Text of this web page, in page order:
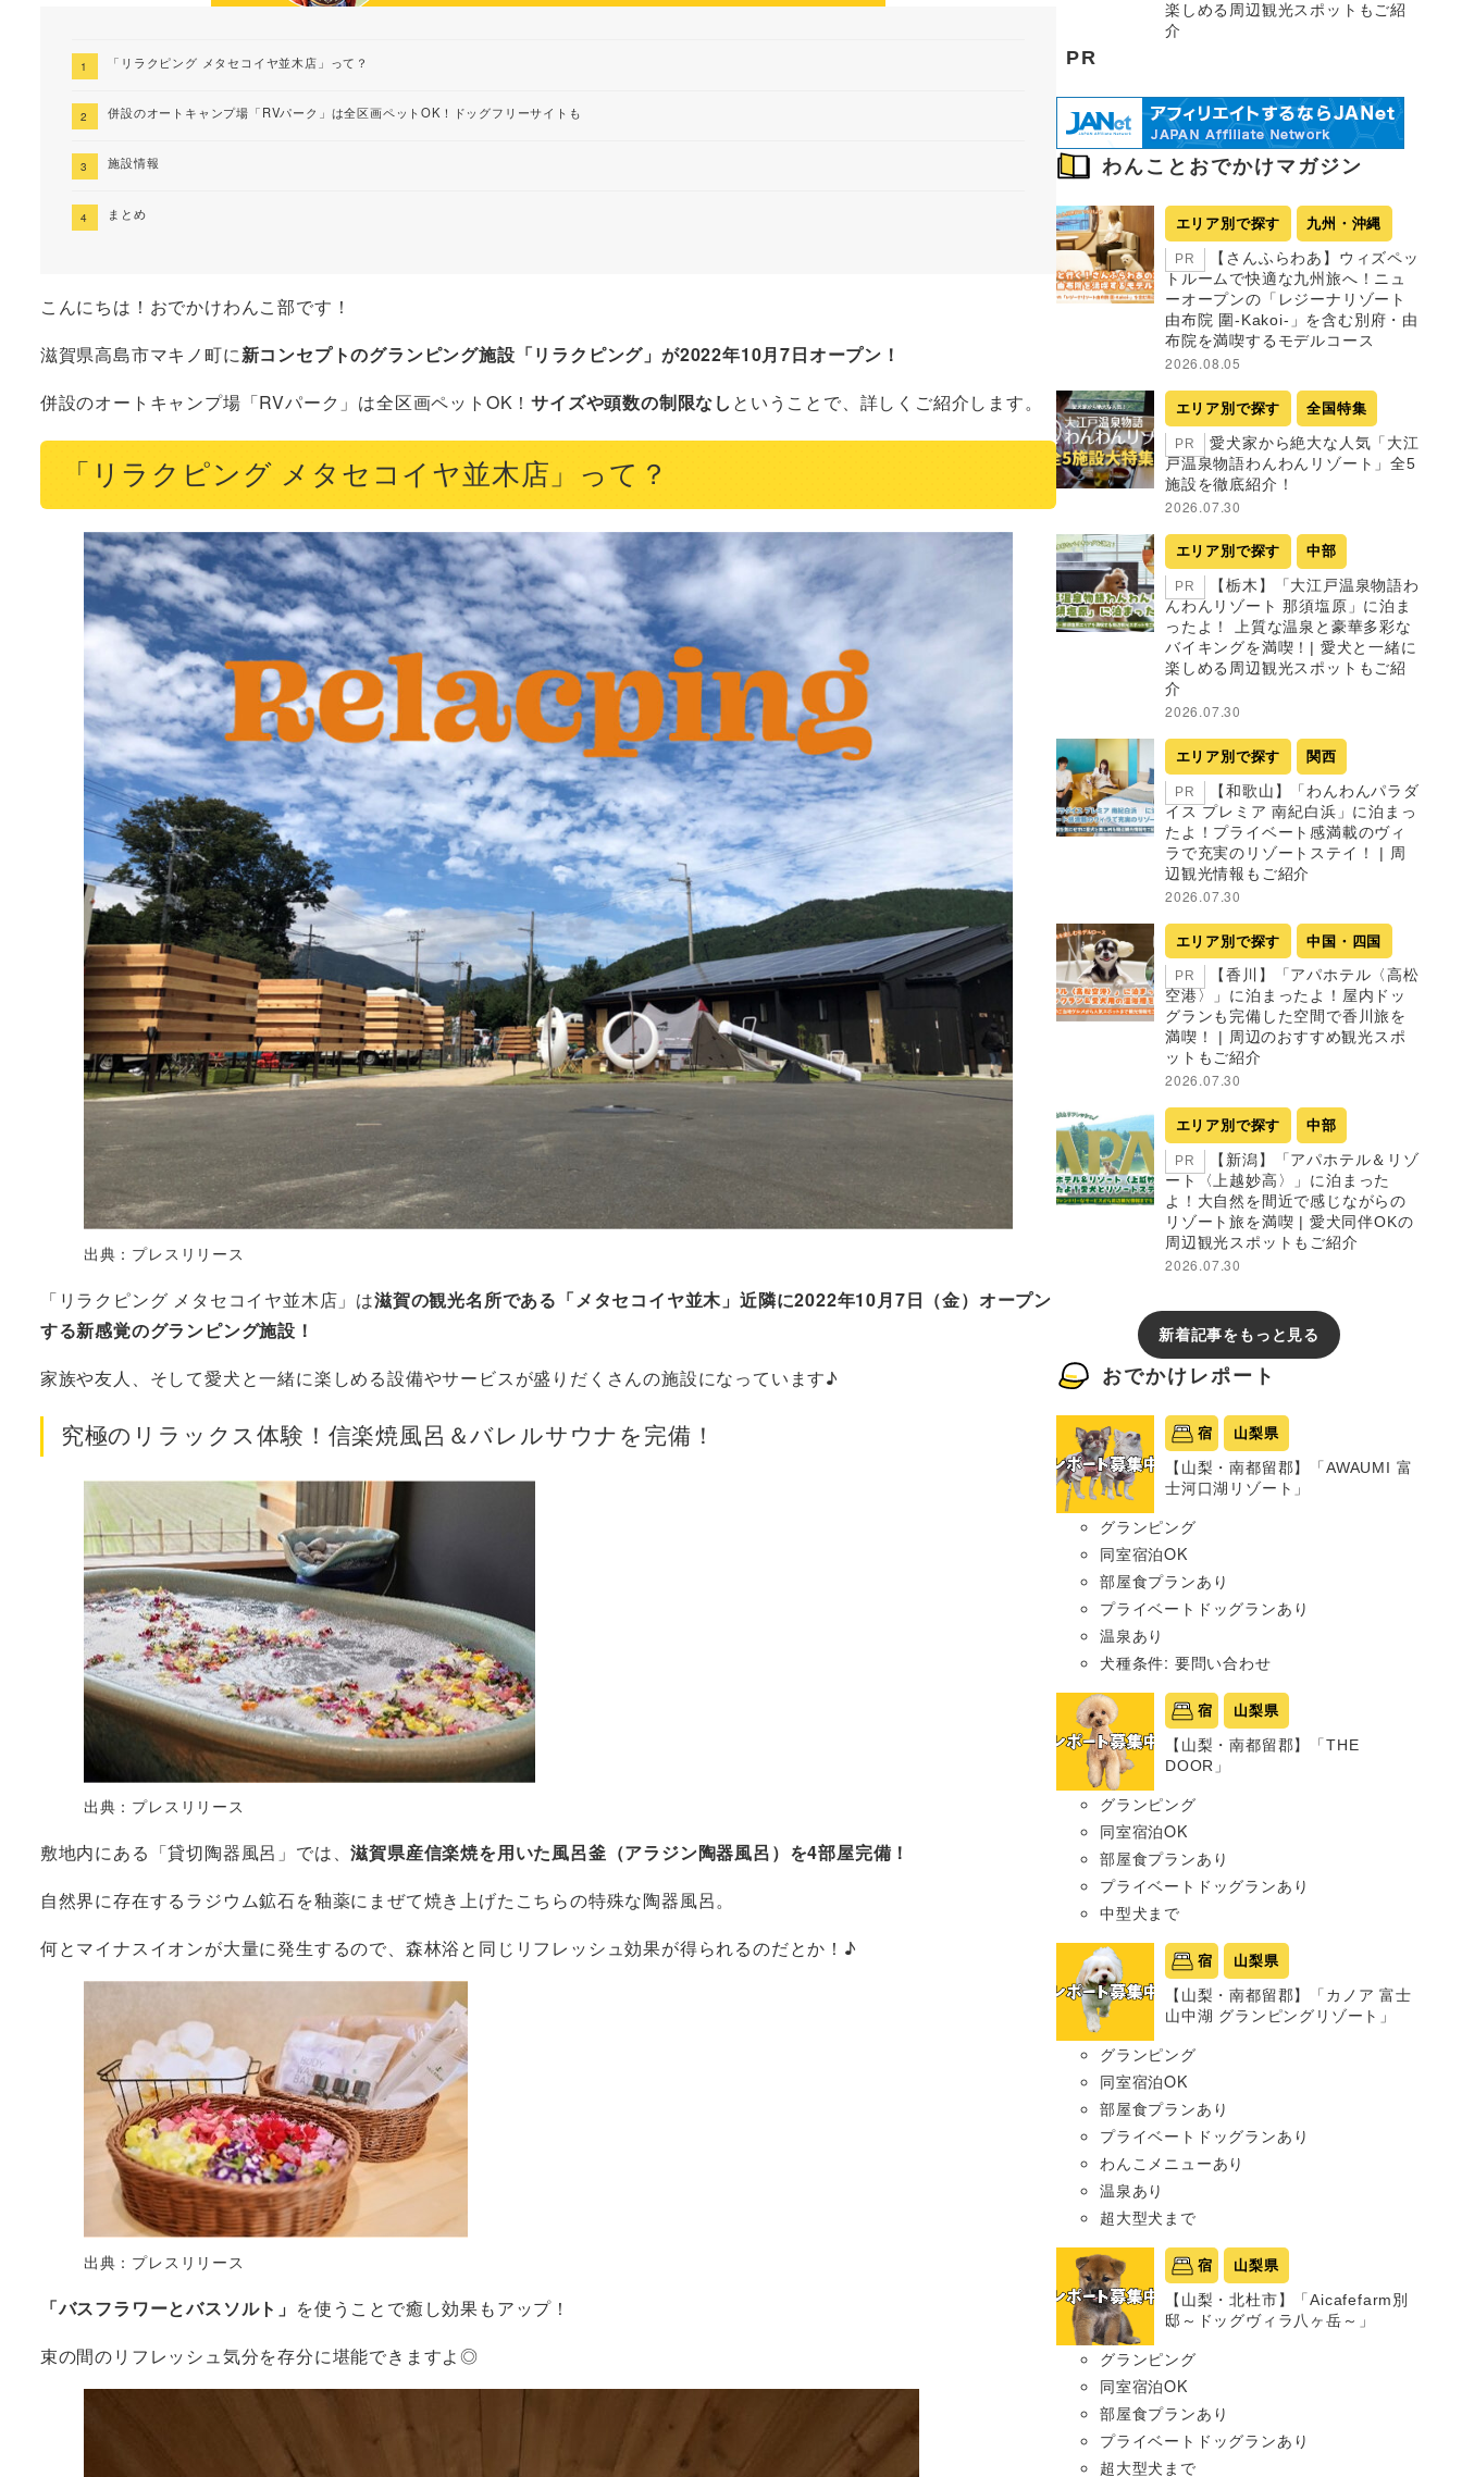
「リラクピング メタセコイヤ並木店」って？
併設のオートキャンプ場「RVパーク」は全区画ペットOK！ドッグフリーサイトも
施設情報
まとめ
こんにちは！おでかけわんこ部です！
滋賀県高島市マキノ町に新コンセプトのグランピング施設「リラクピング」が2022年10月7日オープン！
併設のオートキャンプ場「RVパーク」は全区画ペットOK！サイズや頭数の制限なし ということで、詳しくご紹介します。
「リラクピング メタセコイヤ並木店」って？
出典：プレスリリース
「リラクピング メタセコイヤ並木店」は滋賀の観光名所である「メタセコイヤ並木」近隣に2022年10月7日（金）オープン
する新感覚のグランピング施設！
家族や友人、そして愛犬と一緒に楽しめる設備やサービスが盛りだくさんの施設になっています♪
究極のリラックス体験！信楽焼風呂＆バレルサウナを完備！
出典：プレスリリース
敷地内にある「貸切陶器風呂」では、滋賀県産信楽焼を用いた風呂釜（アラジン陶器風呂）を4部屋完備！
自然界に存在するラジウム鉱石を釉薬にまぜて焼き上げたこちらの特殊な陶器風呂。
何とマイナスイオンが大量に発生するので、森林浴と同じリフレッシュ効果が得られるのだとか！♪
出典：プレスリリース
「バスフラワーとバスソルト」 を使うことで癒し効果もアップ！
束の間のリフレッシュ気分を存分に堪能できますよ◎
楽しめる周辺観光スポットもご紹
介
PR
わんことおでかけマガジン
エリア別で探す 九州・沖縄
PR
【さんふらわあ】ウィズペッ
トルームで快適な九州旅へ！ニュ
ーオープンの「レジーナリゾート
由布院 圍-Kakoi-」を含む別府・由
布院を満喫するモデルコース
2026.08.05
エリア別で探す 全国特集
PR
愛犬家から絶大な人気「大江
戸温泉物語わんわんリゾート」全5
施設を徹底紹介！
2026.07.30
エリア別で探す 中部
PR
【栃木】「大江戸温泉物語わ
んわんリゾート 那須塩原」に泊ま
ったよ！ 上質な温泉と豪華多彩な
バイキングを満喫！| 愛犬と一緒に
楽しめる周辺観光スポットもご紹
介
2026.07.30
エリア別で探す 関西
PR
【和歌山】「わんわんパラダ
イス プレミア 南紀白浜」に泊まっ
たよ！プライベート感満載のヴィ
ラで充実のリゾートステイ！ | 周
辺観光情報もご紹介
2026.07.30
エリア別で探す 中国・四国
PR
【香川】「アパホテル〈高松
空港〉」に泊まったよ！屋内ドッ
グランも完備した空間で香川旅を
満喫！ | 周辺のおすすめ観光スポ
ットもご紹介
2026.07.30
エリア別で探す 中部
PR
【新潟】「アパホテル＆リゾ
ート〈上越妙高〉」に泊まった
よ！大自然を間近で感じながらの
リゾート旅を満喫 | 愛犬同伴OKの
周辺観光スポットもご紹介
2026.07.30
新着記事をもっと見る
おでかけレポート
宿 山梨県
【山梨・南都留郡】「AWAUMI 富
士河口湖リゾート」
グランピング
同室宿泊OK
部屋食プランあり
プライベートドッグランあり
温泉あり
犬種条件: 要問い合わせ
宿 山梨県
【山梨・南都留郡】「THE
DOOR」
グランピング
同室宿泊OK
部屋食プランあり
プライベートドッグランあり
中型犬まで
宿 山梨県
【山梨・南都留郡】「カノア 富士
山中湖 グランピングリゾート」
グランピング
同室宿泊OK
部屋食プランあり
プライベートドッグランあり
わんこメニューあり
温泉あり
超大型犬まで
宿 山梨県
【山梨・北杜市】「Aicafefarm別
邸～ドッグヴィラ八ヶ岳～」
グランピング
同室宿泊OK
部屋食プランあり
プライベートドッグランあり
超大型犬まで